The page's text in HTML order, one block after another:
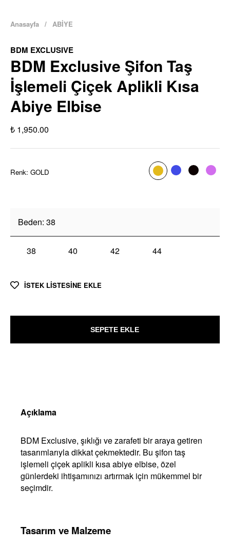
Anasayfa / ABİYE
BDM EXCLUSIVE
BDM Exclusive Şifon Taş
İşlemeli Çiçek Aplikli Kısa
Abiye Elbise
₺ 1,950.00
Renk: GOLD
Beden: 38
38 40 42 44
İSTEK LİSTESİNE EKLE
SEPETE EKLE
Açıklama
BDM Exclusive, şıklığı ve zarafeti bir araya getiren
tasarımlarıyla dikkat çekmektedir. Bu şifon taş
işlemeli çiçek aplikli kısa abiye elbise, özel
günlerdeki ihtişamınızı artırmak için mükemmel bir
seçimdir.
Tasarım ve Malzeme